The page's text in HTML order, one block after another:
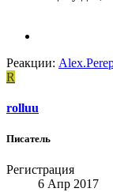
Реакции:
R
rolluu
Писатель
Регистрация
6 Апр 2017